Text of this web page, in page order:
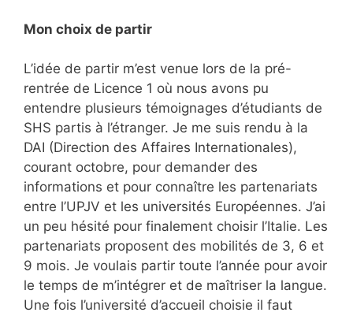
Mon choix de partir
L’idée de partir m’est venue lors de la pré-
rentrée de Licence 1 où nous avons pu
entendre plusieurs témoignages d’étudiants de
SHS partis à l’étranger. Je me suis rendu à la
DAI (Direction des Affaires Internationales),
courant octobre, pour demander des
informations et pour connaître les partenariats
entre l’UPJV et les universités Européennes. J’ai
un peu hésité pour finalement choisir l’Italie. Les
partenariats proposent des mobilités de 3, 6 et
9 mois. Je voulais partir toute l’année pour avoir
le temps de m’intégrer et de maîtriser la langue.
Une fois l’université d’accueil choisie il faut